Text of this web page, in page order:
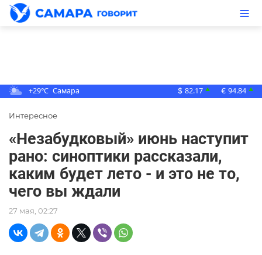
+29°C Самара $ 82.17 ▲ € 94.84 ▲
Интересное
«Незабудковый» июнь наступит
рано: синоптики рассказали,
каким будет лето - и это не то,
чего вы ждали
27 мая, 02:27